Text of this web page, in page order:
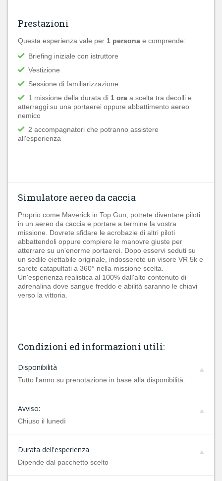
Prestazioni
Questa esperienza vale per 1 persona e comprende:
Briefing iniziale con istruttore
Vestizione
Sessione di familiarizzazione
1 missione della durata di 1 ora a scelta tra decolli e
atterraggi su una portaerei oppure abbattimento aereo
nemico
2 accompagnatori che potranno assistere
all'esperienza
Simulatore aereo da caccia
Proprio come Maverick in Top Gun, potrete diventare piloti
in un aereo da caccia e portare a termine la vostra
missione. Dovrete sfidare le acrobazie di altri piloti
abbattendoli oppure compiere le manovre giuste per
atterrare su un'enorme portaerei. Dopo esservi seduti su
un sedile eiettabile originale, indosserete un visore VR 5k e
sarete catapultati a 360° nella missione scelta.
Un'esperienza realistica al 100% dall'alto contenuto di
adrenalina dove sangue freddo e abilità saranno le chiavi
verso la vittoria.
Condizioni ed informazioni utili:
Disponibilità
Tutto l'anno su prenotazione in base alla disponibilità.
Avviso:
Chiuso il lunedì
Durata dell'esperienza
Dipende dal pacchetto scelto